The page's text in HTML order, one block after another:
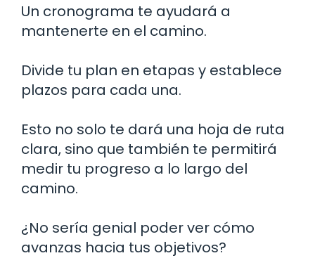
Un cronograma te ayudará a
mantenerte en el camino.
Divide tu plan en etapas y establece
plazos para cada una.
Esto no solo te dará una hoja de ruta
clara, sino que también te permitirá
medir tu progreso a lo largo del
camino.
¿No sería genial poder ver cómo
avanzas hacia tus objetivos?